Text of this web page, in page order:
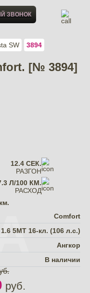
SW 3894
[№ 3894]
Comfort
1.6 5MT 16-кл. (106 л.с.)
Ангкор
В наличии
руб.
12.4 СЕК.
РАЗГОН
Л/100 КМ.
РАСХОД
ЗВОНОК